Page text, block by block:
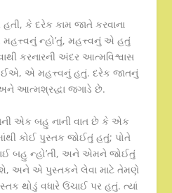
કે દરેક કામ જાતે કરવાના
ન્હો’તું, મહત્ત્વનું એ હતું
કરનારની અંદર આત્મવિશ્વાસ
એ મહત્ત્વનું હતું. દરેક જાતનું
અને આત્મશ્રદ્ધા જગાડે છે.
એક બહુ નાની વાત છે કે એક
કોઈ પુસ્તક જોઈતું હતું; પોતે
બહુ ન્હો’તી, અને એમને જોઈતું
અને એ પુસ્તકને લેવા માટે તેમણે
થોડું વધારે ઉંચાઈ પર હતું. ત્યાં